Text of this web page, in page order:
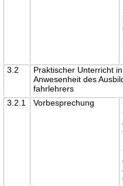
3.2
Praktischer Unterricht in
Anwesenheit des
fahrlehrers
3.2.1
Vorbesprechung